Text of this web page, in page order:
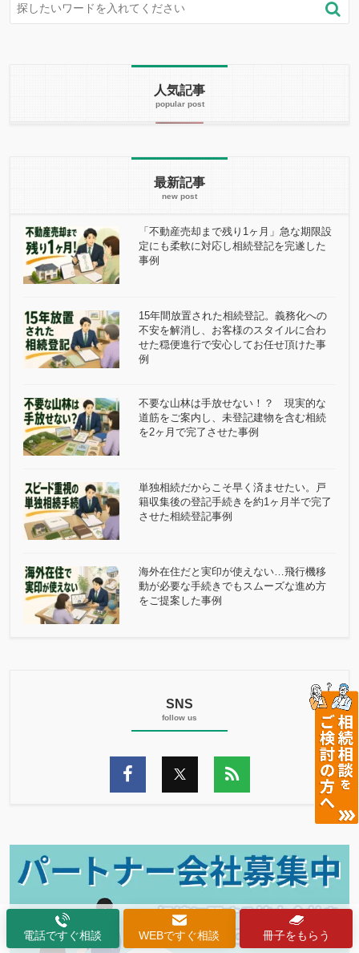
人気記事
最新記事
「不動産売却まで残り1ヶ月」急な期限設
定にも柔軟に対応し相続登記を完遂した
事例
15年間放置された相続登記。義務化への
不安を解消し、お客様のスタイルに合わ
せた穏便進行で安心してお任せ頂けた事
例
不要な山林は手放せない！？ 現実的な
道筋をご案内し、未登記建物を含む相続
を2ヶ月で完了させた事例
単独相続だからこそ早く済ませたい。戸
籍収集後の登記手続きを約1ヶ月半で完了
させた相続登記事例
海外在住だと実印が使えない…飛行機移
動が必要な手続きでもスムーズな進め方
をご提案した事例
SNS
電話ですぐ相談 WEBですぐ相談 冊子をもらう